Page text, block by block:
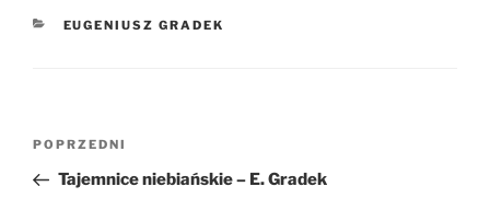
KATEGORIE
EUGENIUSZ GRADEK
Nawigacja
Poprzedni
wpis
POPRZEDNI
Tajemnice niebiańskie – E. Gradek